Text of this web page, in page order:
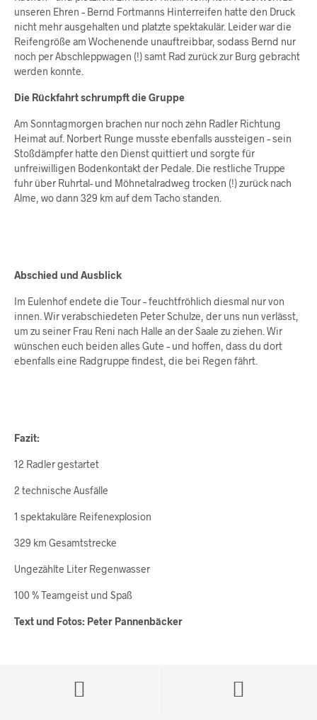
unseren Ehren – Bernd Fortmanns Hinterreifen hatte den Druck
nicht mehr ausgehalten und platzte spektakulär. Leider war die
Reifengröße am Wochenende unauftreibbar, sodass Bernd nur
noch per Abschleppwagen (!) samt Rad zurück zur Burg gebracht
werden konnte.
Die Rückfahrt schrumpft die Gruppe
Am Sonntagmorgen brachen nur noch zehn Radler Richtung
Heimat auf. Norbert Runge musste ebenfalls aussteigen – sein
Stoßdämpfer hatte den Dienst quittiert und sorgte für
unfreiwilligen Bodenkontakt der Pedale. Die restliche Truppe
fuhr über Ruhrtal- und Möhnetalradweg trocken (!) zurück nach
Alme, wo dann 329 km auf dem Tacho standen.
Abschied und Ausblick
Im Eulenhof endete die Tour – feuchtfröhlich diesmal nur von
innen. Wir verabschiedeten Peter Schulze, der uns nun verlässt,
um zu seiner Frau Reni nach Halle an der Saale zu ziehen. Wir
wünschen euch beiden alles Gute – und hoffen, dass du dort
ebenfalls eine Radgruppe findest, die bei Regen fährt.
Fazit:
12 Radler gestartet
2 technische Ausfälle
1 spektakuläre Reifenexplosion
329 km Gesamtstrecke
Ungezählte Liter Regenwasser
100 % Teamgeist und Spaß
Text und Fotos: Peter Pannenbäcker